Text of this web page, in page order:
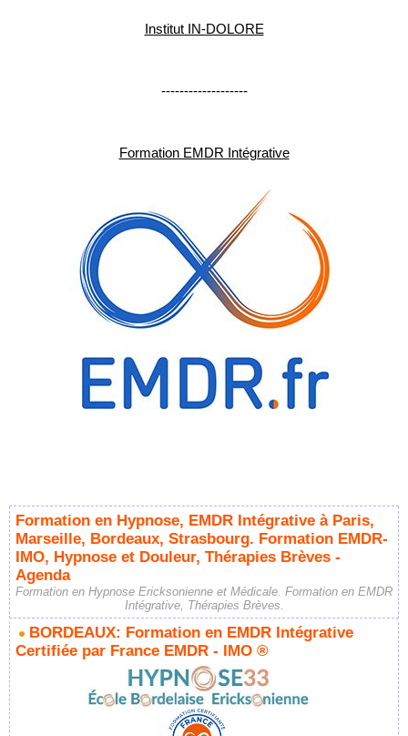
Institut IN-DOLORE
-------------------
Formation EMDR Intégrative
Formation en Hypnose, EMDR Intégrative à Paris,
Marseille, Bordeaux, Strasbourg. Formation EMDR-
IMO, Hypnose et Douleur, Thérapies Brèves -
Agenda
Formation en Hypnose Ericksonienne et Médicale. Formation en EMDR
Intégrative, Thérapies Brèves.
BORDEAUX: Formation en EMDR Intégrative
Certifiée par France EMDR - IMO ®